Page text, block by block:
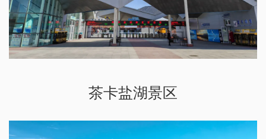
茶卡盐湖景区